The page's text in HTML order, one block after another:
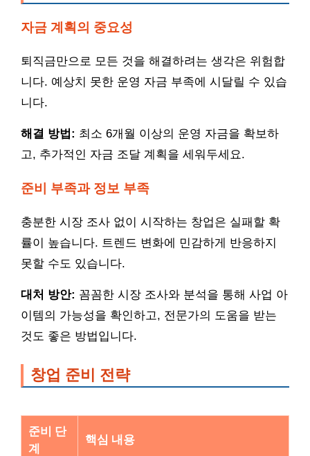
자금 계획의 중요성
퇴직금만으로 모든 것을 해결하려는 생각은 위험합
니다. 예상치 못한 운영 자금 부족에 시달릴 수 있습
니다.
해결 방법: 최소 6개월 이상의 운영 자금을 확보하
고, 추가적인 자금 조달 계획을 세워두세요.
준비 부족과 정보 부족
충분한 시장 조사 없이 시작하는 창업은 실패할 확
률이 높습니다. 트렌드 변화에 민감하게 반응하지
못할 수도 있습니다.
대처 방안: 꼼꼼한 시장 조사와 분석을 통해 사업 아
이템의 가능성을 확인하고, 전문가의 도움을 받는
것도 좋은 방법입니다.
창업 준비 전략
준비 단
계
핵심 내용